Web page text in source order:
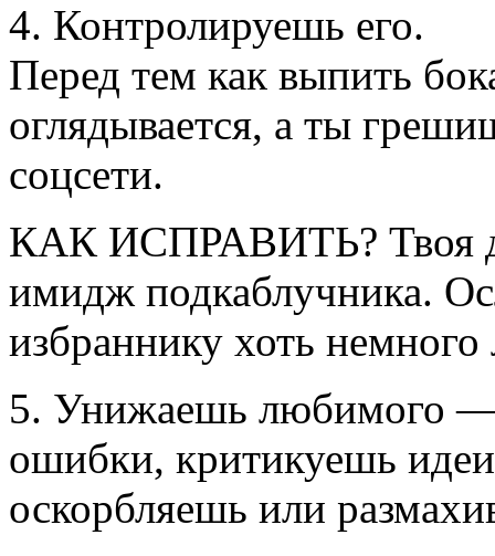
4. Контролируешь его.
Перед тем как выпить
оглядывается, а ты
соцсети.
КАК ИСПРАВИТЬ? Твоя
имидж подкаблучника.
избраннику хоть немного
5. Унижаешь любимого —
ошибки, критикуешь
оскорбляешь или